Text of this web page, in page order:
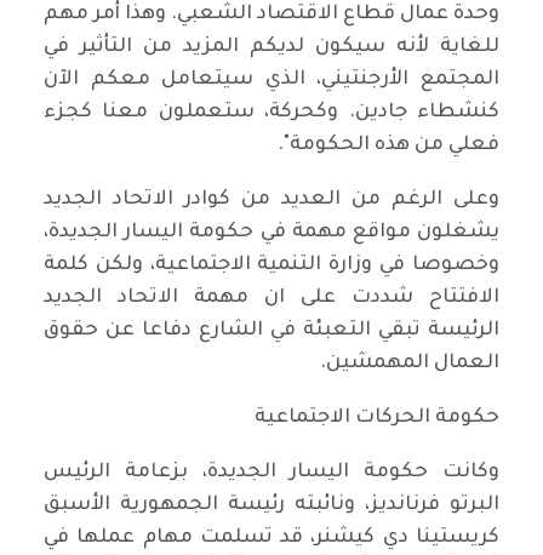
وحدة عمال قطاع الاقتصاد الشعبي. وهذا أمر مهم
للغاية لأنه سيكون لديكم المزيد من التأثير في
المجتمع الأرجنتيني، الذي سيتعامل معكم الآن
كنشطاء جادين. وكحركة، ستعملون معنا كجزء
فعلي من هذه الحكومة".
وعلى الرغم من العديد من كوادر الاتحاد الجديد
يشغلون مواقع مهمة في حكومة اليسار الجديدة،
وخصوصا في وزارة التنمية الاجتماعية، ولكن كلمة
الافتتاح شددت على ان مهمة الاتحاد الجديد
الرئيسة تبقي التعبئة في الشارع دفاعا عن حقوق
العمال المهمشين.
حكومة الحركات الاجتماعية
وكانت حكومة اليسار الجديدة، بزعامة الرئيس
البرتو فرنانديز، ونائبته رئيسة الجمهورية الأسبق
كريستينا دي كيشنر، قد تسلمت مهام عملها في